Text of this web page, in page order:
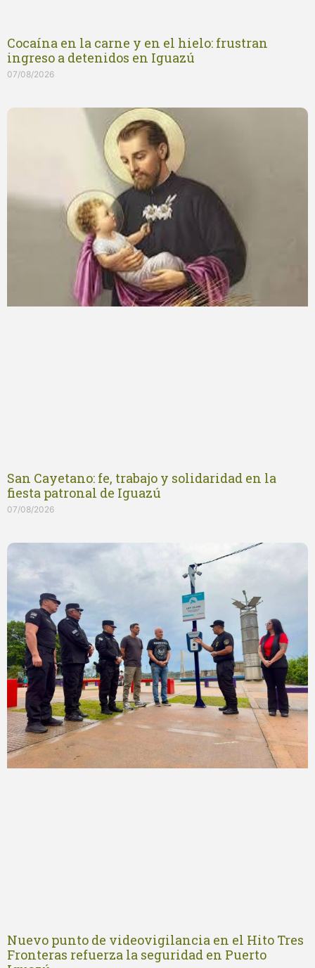
Cocaína en la carne y en el hielo: frustran
ingreso a detenidos en Iguazú
07/08/2026
San Cayetano: fe, trabajo y solidaridad en la
fiesta patronal de Iguazú
07/08/2026
Nuevo punto de videovigilancia en el Hito Tres
Fronteras refuerza la seguridad en Puerto